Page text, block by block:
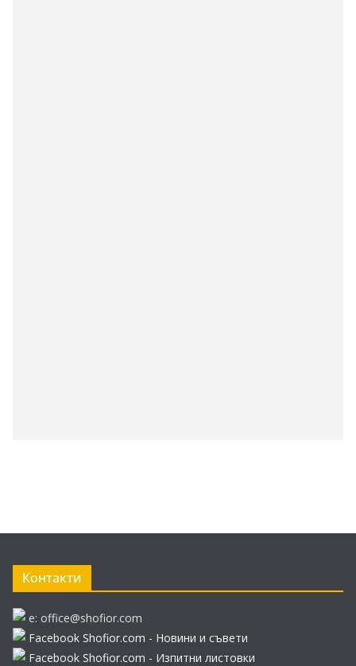
Контакти
e: office@shofior.com
Facebook Shofior.com - Новини и съвети
Facebook Shofior.com - Изпитни листовки